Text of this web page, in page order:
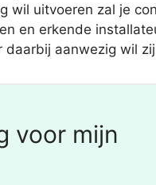
wil uitvoeren zal je
en erkende
aanwezig wil
voor mijn